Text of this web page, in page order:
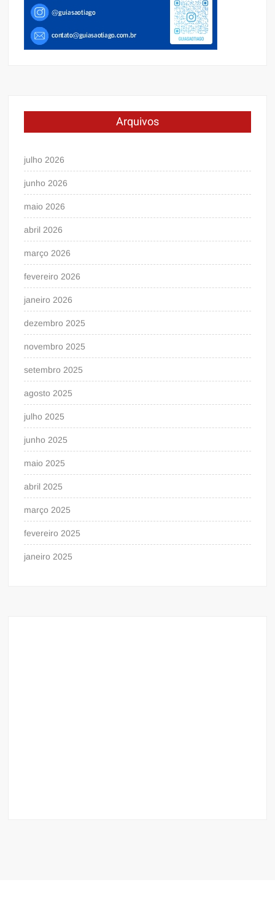
Arquivos
julho 2026
junho 2026
maio 2026
abril 2026
março 2026
fevereiro 2026
janeiro 2026
dezembro 2025
novembro 2025
setembro 2025
agosto 2025
julho 2025
junho 2025
maio 2025
abril 2025
março 2025
fevereiro 2025
janeiro 2025